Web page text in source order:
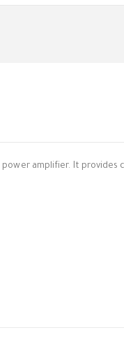
power amplifier. It